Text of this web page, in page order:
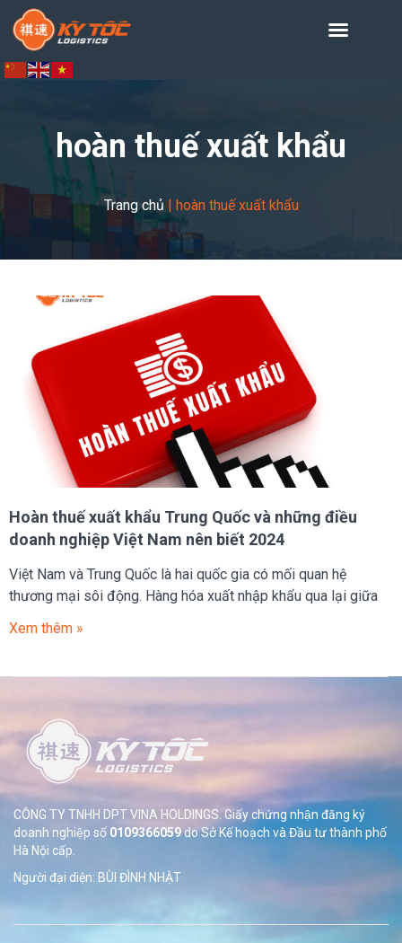
hoàn thuế xuất khẩu
Trang chủ | hoàn thuế xuất khẩu
Hoàn thuế xuất khẩu Trung Quốc và những điều
doanh nghiệp Việt Nam nên biết 2024
Việt Nam và Trung Quốc là hai quốc gia có mối quan hệ
thương mại sôi động. Hàng hóa xuất nhập khẩu qua lại giữa
Xem thêm »
CÔNG TY TNHH DPT VINA HOLDINGS. Giấy chứng nhận đăng ký
doanh nghiệp số 0109366059do SởKế hoạch và Đầu tư thành phố
Hà Nội cấp.
Người đại diện: BÙI ĐÌNH NHẬT